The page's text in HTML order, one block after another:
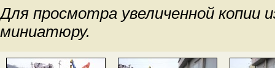
Для просмотра увеличенной копии
миниатюру.